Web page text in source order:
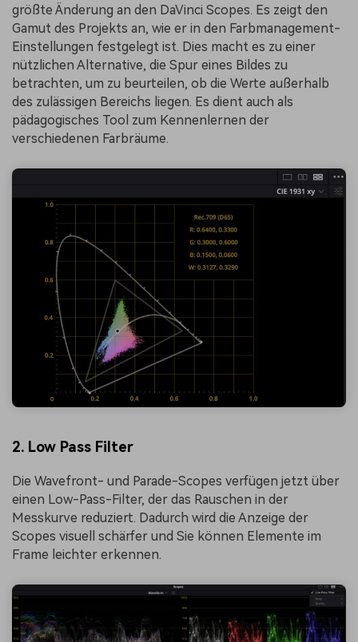
größte Änderung an den DaVinci Scopes. Es zeigt den
Gamut des Projekts an, wie er in den Farbmanagement-
Einstellungen festgelegt ist. Dies macht es zu einer
nützlichen Alternative, die Spur eines Bildes zu
betrachten, um zu beurteilen, ob die Werte außerhalb
des zulässigen Bereichs liegen. Es dient auch als
pädagogisches Tool zum Kennenlernen der
verschiedenen Farbräume.
2. Low Pass Filter
Die Wavefront- und Parade-Scopes verfügen jetzt über
einen Low-Pass-Filter, der das Rauschen in der
Messkurve reduziert. Dadurch wird die Anzeige der
Scopes visuell schärfer und Sie können Elemente im
Frame leichter erkennen.